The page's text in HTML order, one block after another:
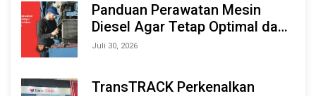
Panduan Perawatan Mesin
Diesel Agar Tetap Optimal dan
Tahan Lama
Juli 30, 2026
TransTRACK Perkenalkan